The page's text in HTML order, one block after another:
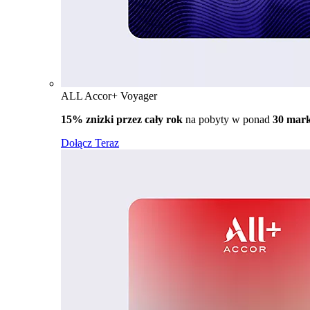
ALL Accor+ Voyager
15% znizki przez cały rok na pobyty w ponad 30
Dołącz Teraz